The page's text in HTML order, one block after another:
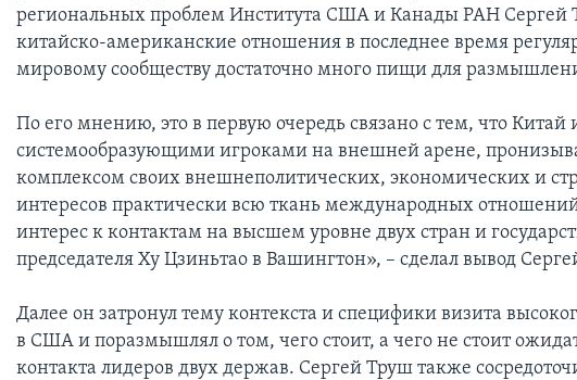
региональных проблем Института США и Канады РАН Сергей
китайско-американские отношения в последнее время
мировому сообществу достаточно много пищи для
По его мнению, это в первую очередь связано с тем, что
системообразующими игроками на внешней арене,
комплексом своих внешнеполитических, экономических и
интересов практически всю ткань международных
интерес к контактам на высшем уровне двух стран и
председателя Ху Цзиньтао в Вашингтон», – сделал вывод
Далее он затронул тему контекста и специфики визита
в США и поразмышлял о том, чего стоит, а чего не стоит
контакта лидеров двух держав. Сергей Труш также